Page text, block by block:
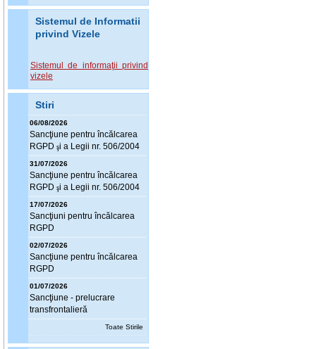
Sistemul de Informatii
privind Vizele
Sistemul de informaţii privind
vizele
Stiri
06/08/2026
Sancţiune pentru încălcarea
RGPD şi a Legii nr. 506/2004
31/07/2026
Sancţiune pentru încălcarea
RGPD şi a Legii nr. 506/2004
17/07/2026
Sancţiuni pentru încălcarea
RGPD
02/07/2026
Sancţiune pentru încălcarea
RGPD
01/07/2026
Sancţiune - prelucrare
transfrontalieră
Toate Stirile